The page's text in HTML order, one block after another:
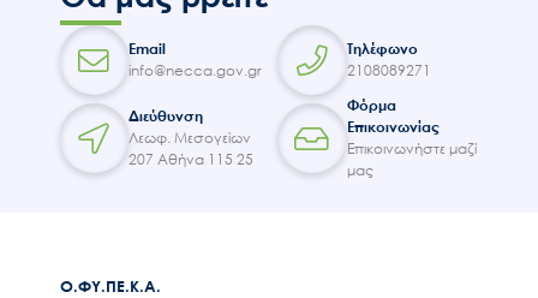
Email
info@necca.gov.gr
Τηλέφωνο
2108089271
Διεύθυνση
Λεωφ. Μεσογείων
207 Αθήνα 115 25
Φόρμα
Επικοινωνίας
Επικοινωνήστε μαζί
μας
Ο.ΦΥ.ΠΕ.Κ.Α.